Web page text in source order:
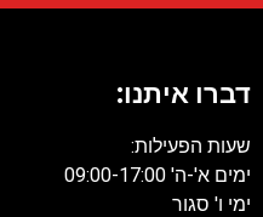
דברו איתנו:
שעות הפעילות:
ימים א'-ה' 09:00-17:00
ימי ו' סגור